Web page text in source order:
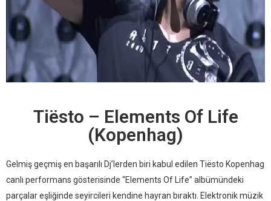
Tiësto – Elements Of Life
(Kopenhag)
Gelmiş geçmiş en başarılı Dj’lerden biri kabul edilen Tiësto Kopenhag
canlı performans gösterisinde “Elements Of Life” albümündeki
parçalar eşliğinde seyircileri kendine hayran bıraktı. Elektronik müzik